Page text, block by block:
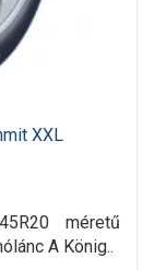
XXL
méretű
A König..